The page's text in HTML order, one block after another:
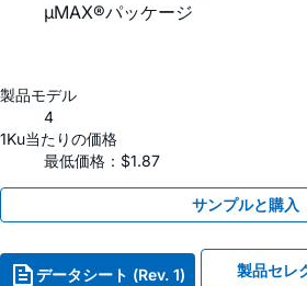
µMAX®パッケージ
製品モデル
4
1Ku当たりの価格
最低価格：$1.87
サンプルと購入
データシート (Rev. 1) 製品セレ